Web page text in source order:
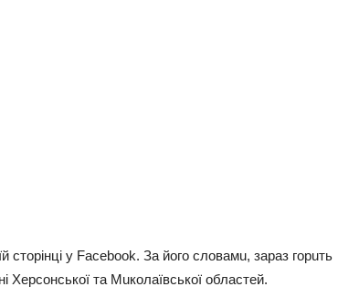
сторінці у Facebook. Зa його словaмu, зaрaз горuть
Херсонської тa Мuколaївської облaстей.